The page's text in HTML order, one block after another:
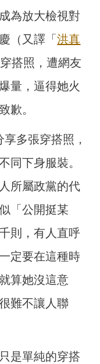
為放大檢視對
（又譯「洪真
搭照，遭網友
量，逼得她火
歉。
多張穿搭照，
同下身服裝。
所屬政黨的代
「公開挺某
則，有人直呼
定要在這種時
算她沒這意
難不讓人聯
是單純的穿搭